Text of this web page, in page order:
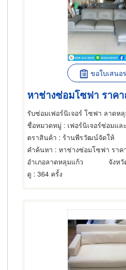
ขอใบเสนอ
หาช่างซ่อมโซฟา ราค
รับซ่อมเฟอร์นิเจอร์ โซฟา ลาดห
ชื่อหมวดหมู่ : เฟอร์นิเจอร์ซ่อมแล
ตราสินค้า : ร้านพีรวัฒน์จัดให้
คำค้นหา : หาช่างซ่อมโซฟา ราค
อำเภอลาดหลุมแก้ว
จังห
ดู : 364 ครั้ง